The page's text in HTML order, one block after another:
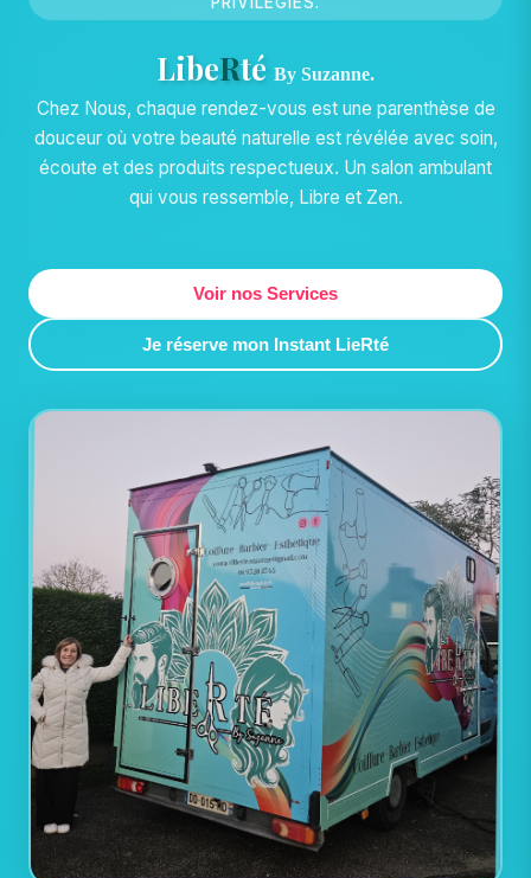
LibeRté By Suzanne.
Chez Nous, chaque rendez-vous est une parenthèse de
douceur où votre beauté naturelle est révélée avec soin,
écoute et des produits respectueux. Un salon ambulant
qui vous ressemble, Libre et Zen.
Voir nos Services
Je réserve mon Instant LieRté